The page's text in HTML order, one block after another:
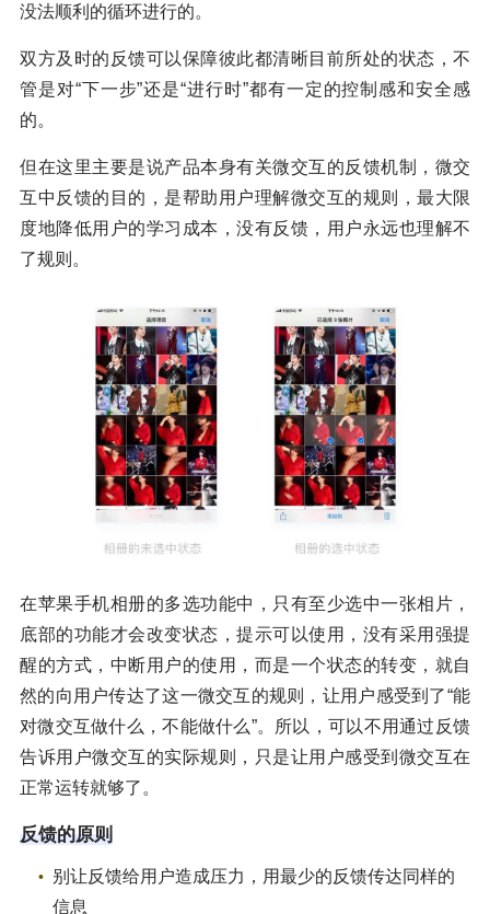
没法顺利的循环进行的。
双方及时的反馈可以保障彼此都清晰目前所处的状态，不
管是对“下一步”还是“进行时”都有一定的控制感和安全感
的。
但在这里主要是说产品本身有关微交互的反馈机制，微交
互中反馈的目的，是帮助用户理解微交互的规则，最大限
度地降低用户的学习成本，没有反馈，用户永远也理解不
了规则。
在苹果手机相册的多选功能中，只有至少选中一张相片，
底部的功能才会改变状态，提示可以使用，没有采用强提
醒的方式，中断用户的使用，而是一个状态的转变，就自
然的向用户传达了这一微交互的规则，让用户感受到了“能
对微交互做什么，不能做什么”。所以，可以不用通过反馈
告诉用户微交互的实际规则，只是让用户感受到微交互在
正常运转就够了。
反馈的原则
别让反馈给用户造成压力，用最少的反馈传达同样的
信息